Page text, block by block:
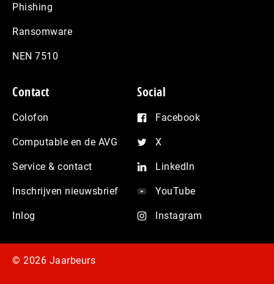
Phishing
Ransomware
NEN 7510
Contact
Colofon
Computable en de AVG
Service & contact
Inschrijven nieuwsbrief
Inlog
Social
Facebook
X
LinkedIn
YouTube
Instagram
© 2026 Jaarbeurs